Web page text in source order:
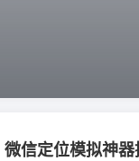
微信定位模拟神